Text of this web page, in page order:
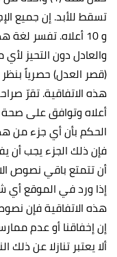
و 10 أعلاه. تفسر
والعادل دون التحيز
(قصر العدل) حصرياً
هذه الاتفاقية. تقرّ
أعلاه وتوافق على صحة
الحكم بأن أي جزء من
فإن ذلك الجزء يجب أن
أن تتمتع باقي نصوص
إذا ورد في الموقع
هذه الاتفاقية فإن
إن إخفاقنا أو عدم
ألا يعتبر تنازلا عن